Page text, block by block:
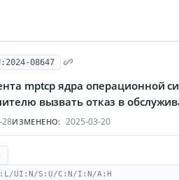
08647
mptcp ядра операционной
вызвать отказ в
28ИЗМЕНЕНО: 2025-03-20
UI:N/S:U/C:N/I:N/A:H